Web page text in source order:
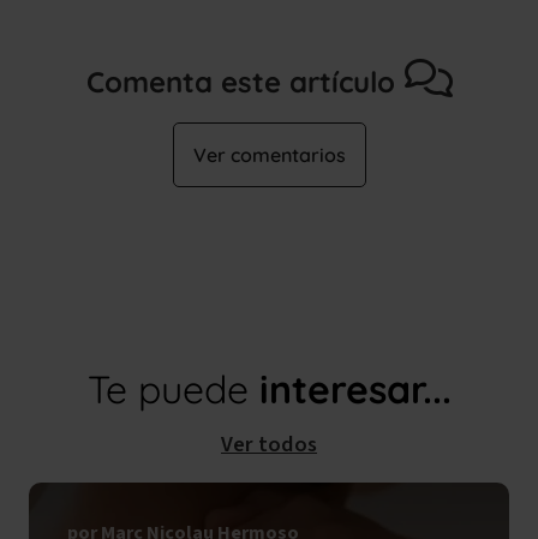
Comenta este artículo
Ver comentarios
Te puede interesar...
Ver todos
por Marc Nicolau Hermoso